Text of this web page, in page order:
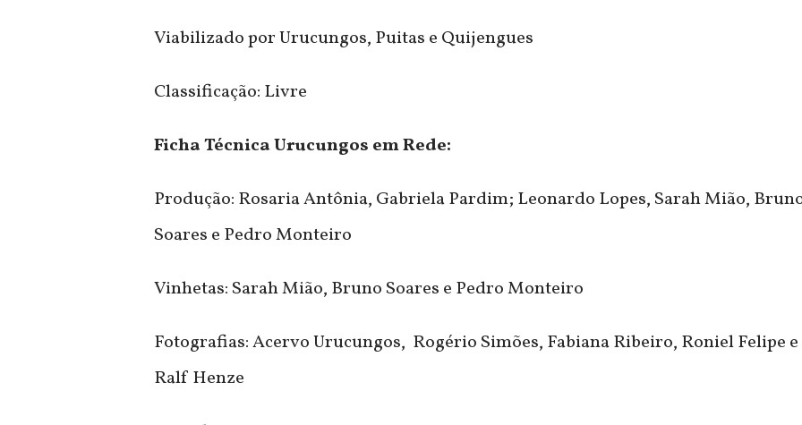
Viabilizado por Urucungos, Puitas e Quijengues
Classificação: Livre
Ficha Técnica Urucungos em Rede:
Produção: Rosaria Antônia, Gabriela Pardim; Leonardo Lopes, Sarah Mião,
Soares e Pedro Monteiro
Vinhetas: Sarah Mião, Bruno Soares e Pedro Monteiro
Fotografias: Acervo Urucungos, Rogério Simões, Fabiana Ribeiro, Roniel Felipe e
Ralf Henze